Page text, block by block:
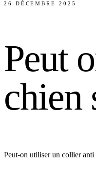
26 DÉCEMBRE 2025
Peut
chien
Peut-on utiliser un collier